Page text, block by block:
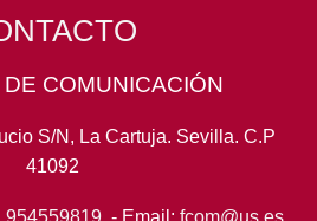
COMUNICACIÓN
S/N, La Cartuja. Sevilla. C.P
41092